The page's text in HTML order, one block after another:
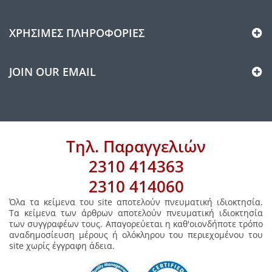
ΧΡΉΣΙΜΕΣ ΠΛΗΡΟΦΟΡΊΕΣ
JOIN OUR EMAIL
Τηλ. Παραγγελιών
2310 414363
2310 414060
Όλα τα κείμενα του site αποτελούν πνευματική ιδιοκτησία.
Τα κείμενα των άρθρων αποτελούν πνευματική ιδιοκτησία
των συγγραφέων τους. Απαγορεύεται η καθ'οιονδήποτε τρόπο
αναδημοσίευση μέρους ή ολόκληρου του περιεχομένου του
site χωρίς έγγραφη άδεια.